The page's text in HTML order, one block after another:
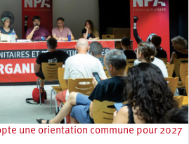
une orientation commune pour 2027